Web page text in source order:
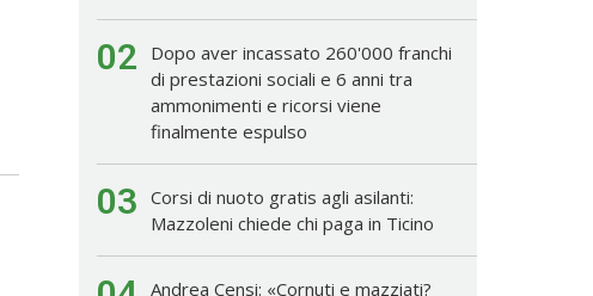
02
Dopo aver incassato 260'000 franchi
di prestazioni sociali e 6 anni tra
ammonimenti e ricorsi viene
finalmente espulso
03 Corsi di nuoto gratis agli asilanti:
Mazzoleni chiede chi paga in Ticino
Andrea Censi: «Cornuti e mazziati?